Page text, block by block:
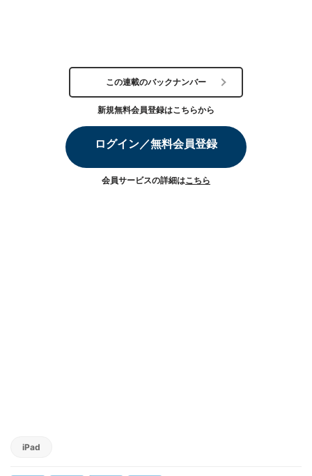
この連載のバックナンバー
新規無料会員登録はこちらから
ログイン／無料会員登録
会員サービスの詳細はこちら
iPad